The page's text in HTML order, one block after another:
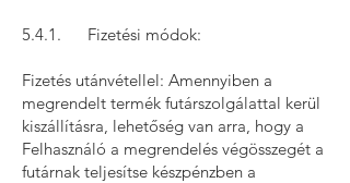
5.4.1. Fizetési módok:
Fizetés utánvétellel: Amennyiben a
megrendelt termék futárszolgálattal kerül
kiszállításra, lehetőség van arra, hogy a
Felhasználó a megrendelés végösszegét a
futárnak teljesítse készpénzben a